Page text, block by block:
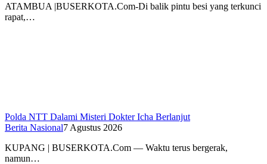
ATAMBUA |BUSERKOTA.Com-Di balik pintu besi yang terkunci
rapat,…
Polda NTT Dalami Misteri Dokter Icha Berlanjut
Berita Nasional7 Agustus 2026
KUPANG | BUSERKOTA.Com — Waktu terus bergerak,
namun…